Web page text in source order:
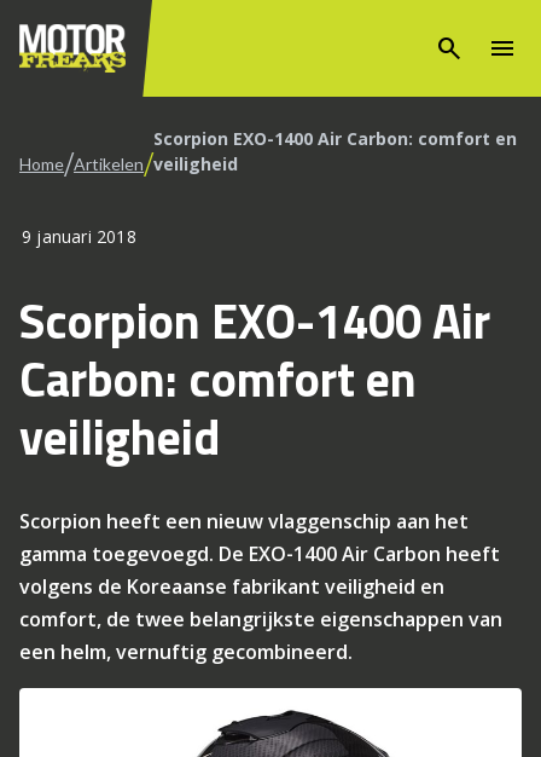
search menu
Home/Artikelen/Scorpion EXO-1400 Air Carbon: comfort en
veiligheid
9 januari 2018
Scorpion EXO-1400 Air
Carbon: comfort en
veiligheid
Scorpion heeft een nieuw vlaggenschip aan het
gamma toegevoegd. De EXO-1400 Air Carbon heeft
volgens de Koreaanse fabrikant veiligheid en
comfort, de twee belangrijkste eigenschappen van
een helm, vernuftig gecombineerd.